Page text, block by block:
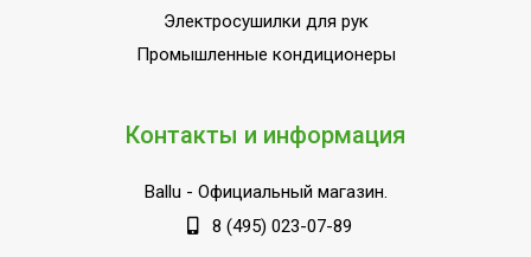
Электросушилки для рук
Промышленные кондиционеры
Контакты и информация
Ballu - Официальный магазин.
8 (495) 023-07-89